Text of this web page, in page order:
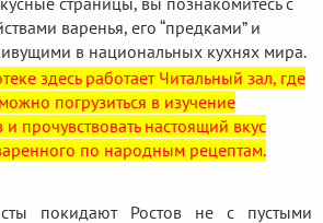
варенья, его “предками” и
в национальных кухнях мира.
здесь работает Читальный зал, где
погрузиться в изучение
прочувствовать настоящий вкус
по народным рецептам.
покидают Ростов не с пустыми